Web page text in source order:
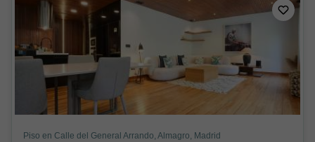
Piso en Calle del General Arrando, Almagro, Madrid